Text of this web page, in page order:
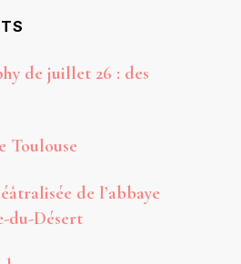
de juillet 26 : des
Toulouse
de l’abbaye
du-Désert